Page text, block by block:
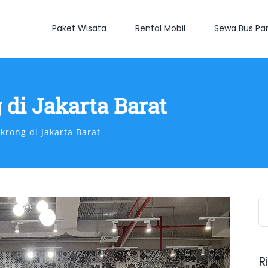
Paket Wisata Rental Mobil Sewa Bus
Jakarta Barat
di Jakarta Barat